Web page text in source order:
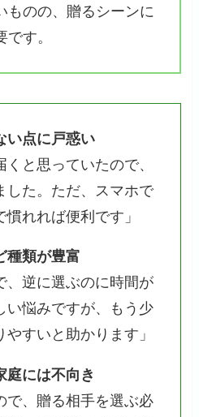
ものの、贈るシーンに
す。
い点に戸惑い
くと思っていたので、
した。ただ、スマホで
れれば便利です」
種類が豊富
、逆に選ぶのに時間が
い悩みですが、もう少
すいと助かります」
庭には不向き
で、贈る相手を選ぶ必